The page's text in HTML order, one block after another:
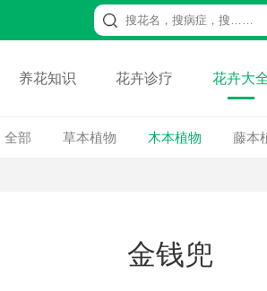
养花知识 花卉诊疗 花卉大
全部 草本植物 木本植物 藤本
金钱兜
办法